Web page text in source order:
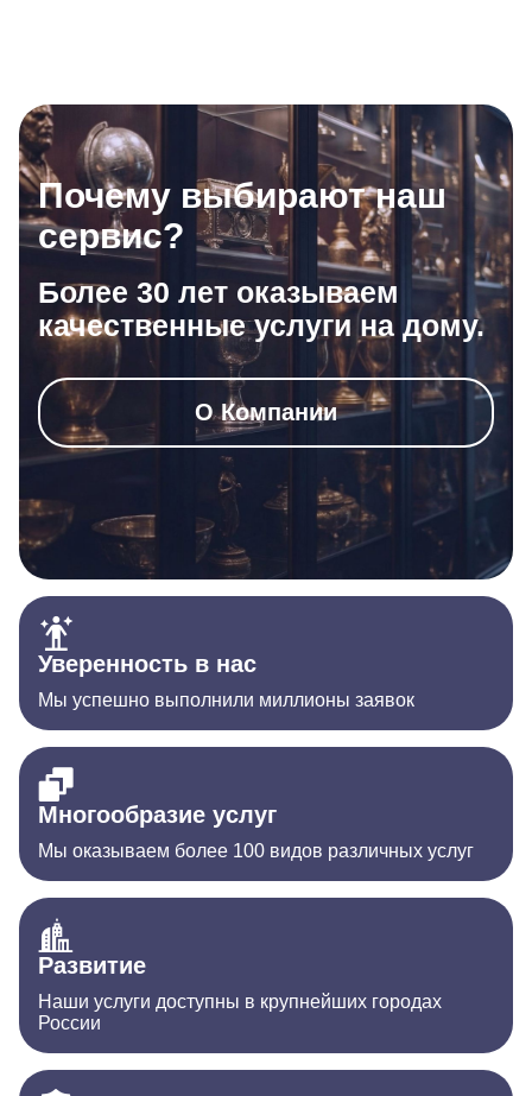
Почему выбирают наш
сервис?
Более 30 лет оказываем
качественные услуги на дому.
О Компании
Уверенность в нас
Мы успешно выполнили миллионы заявок
Многообразие услуг
Мы оказываем более 100 видов различных услуг
Развитие
Наши услуги доступны в крупнейших городах
России